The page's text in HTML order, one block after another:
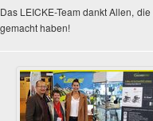
Das LEICKE-Team dankt Allen,
gemacht haben!